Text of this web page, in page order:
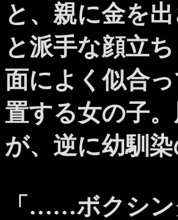
と、親に金を
と派手な顔立
面によく似合
置する女の子
が、逆に幼馴
「……ボクシン